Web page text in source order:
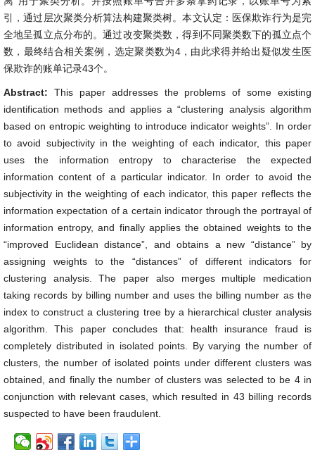
引，通过层次聚类分析算法构建聚类树。本文认定：医保欺诈行为是完
全地呈孤立点分布的。通过改变聚类数，得到不同聚类数下的孤立点个
数，最终结合相关案例，选定聚类数为4，由此求得并给出疑似发生医
保欺诈的账单记录43个。
Abstract: This paper addresses the problems of some existing
identification methods and applies a “clustering analysis algorithm
based on entropic weighting to introduce indicator weights”. In order
to avoid subjectivity in the weighting of each indicator, this paper
uses the information entropy to characterise the expected
information content of a particular indicator. In order to avoid the
subjectivity in the weighting of each indicator, this paper reflects the
information expectation of a certain indicator through the portrayal of
information entropy, and finally applies the obtained weights to the
“improved Euclidean distance”, and obtains a new “distance” by
assigning weights to the “distances” of different indicators for
clustering analysis. The paper also merges multiple medication
taking records by billing number and uses the billing number as the
index to construct a clustering tree by a hierarchical cluster analysis
algorithm. This paper concludes that: health insurance fraud is
completely distributed in isolated points. By varying the number of
clusters, the number of isolated points under different clusters was
obtained, and finally the number of clusters was selected to be 4 in
conjunction with relevant cases, which resulted in 43 billing records
suspected to have been fraudulent.